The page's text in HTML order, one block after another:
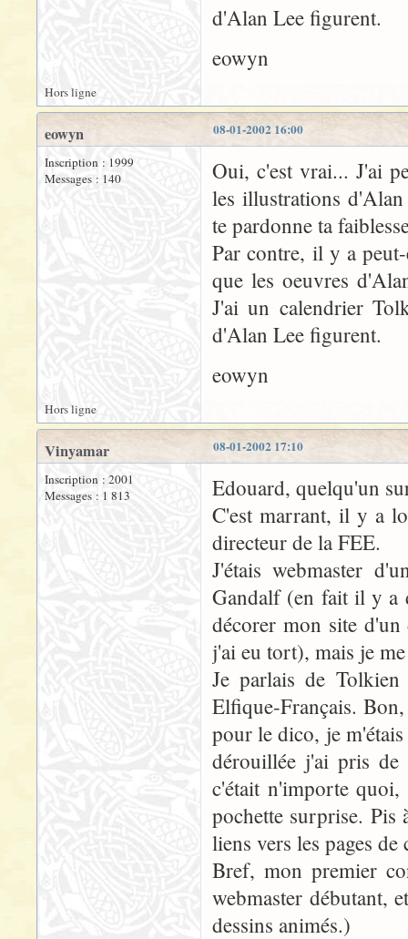
d'Alan Lee figurent.
eowyn
Hors ligne
08-01-2002 16:00
eowyn
Inscription : 1999
Messages : 140
Oui, c'est vrai... J'ai
les illustrations
te pardonne ta
Par contre, il y a
que les oeuvres
J'ai un calendrier
d'Alan Lee figurent.
eowyn
Hors ligne
08-01-2002 17:10
Vinyamar
Inscription : 2001
Messages : 1 813
Edouard, quelqu'un
C'est marrant, il y a
directeur de la FEE.
J'étais webmaster
Gandalf (en fait il y a
décorer mon site
j'ai eu tort), mais je
Je parlais de
Elfique-Français.
pour le dico, je
dérouillée j'ai pris
c'était n'importe quoi,
pochette surprise. Pis
liens vers les pages
Bref, mon premier
webmaster débutant,
dessins animés.)